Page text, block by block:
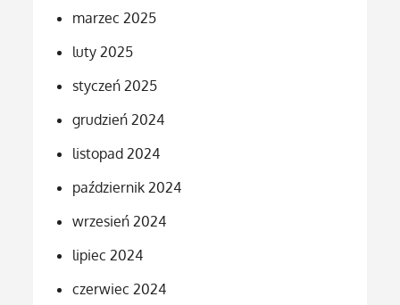
marzec 2025
luty 2025
styczeń 2025
grudzień 2024
listopad 2024
październik 2024
wrzesień 2024
lipiec 2024
czerwiec 2024